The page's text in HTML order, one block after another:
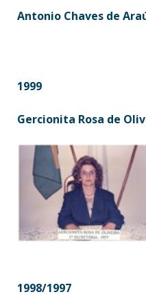
Antonio Chaves de
1999
Gercionita Rosa de
1998/1997